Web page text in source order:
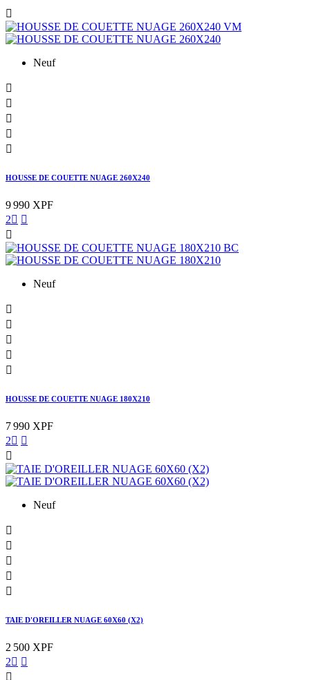

Neuf





HOUSSE DE COUETTE NUAGE 260X240
9 990 XPF
2 

Neuf





HOUSSE DE COUETTE NUAGE 180X210
7 990 XPF
2 

Neuf





TAIE D'OREILLER NUAGE 60X60 (X2)
2 500 XPF
2 
